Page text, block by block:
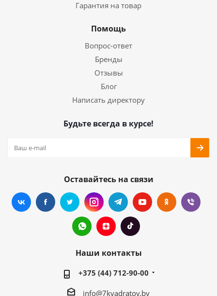
Гарантия на товар
Помощь
Вопрос-ответ
Бренды
Отзывы
Блог
Написать директору
Будьте всегда в курсе!
Оставайтесь на связи
Наши контакты
+375 (44) 712-90-00
info@7kvadratov.by